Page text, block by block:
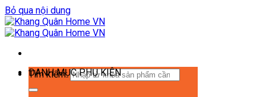
Bỏ qua nội dung
Tìm kiếm:
DANH MỤC PHỤ KIỆN